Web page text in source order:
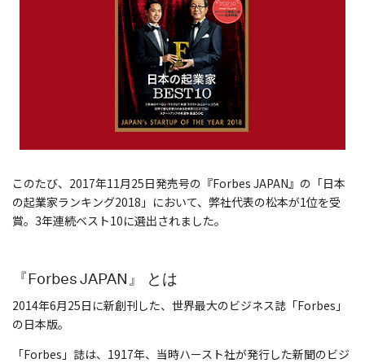
このたび、2017年11月25日発売号の『Forbes JAPAN』の「日本
の起業家ランキング2018」において、弊社代表の松本が1位を受
賞。3年連続ベスト10に選出されました。
『Forbes JAPAN』 とは
2014年6月25日に新創刊した、世界最大のビジネス誌「Forbes」
の日本版。
「Forbes」誌は、1917年、当時ハースト社が発行した新聞のビジ